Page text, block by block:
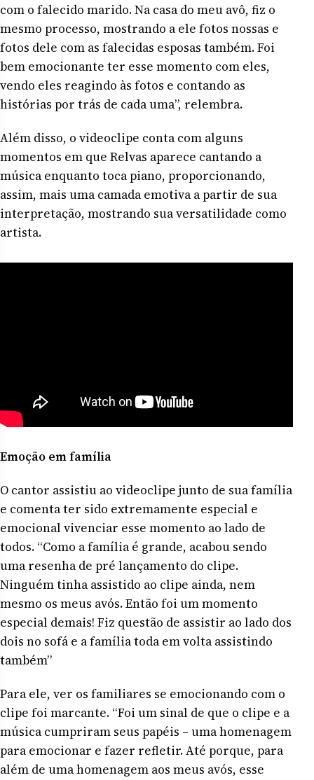
com o falecido marido. Na casa do meu avô, fiz o
mesmo processo, mostrando a ele fotos nossas e
fotos dele com as falecidas esposas também. Foi
bem emocionante ter esse momento com eles,
vendo eles reagindo às fotos e contando as
histórias por trás de cada uma”, relembra.
Além disso, o videoclipe conta com alguns
momentos em que Relvas aparece cantando a
música enquanto toca piano, proporcionando,
assim, mais uma camada emotiva a partir de sua
interpretação, mostrando sua versatilidade como
artista.
Emoção em família
O cantor assistiu ao videoclipe junto de sua família
e comenta ter sido extremamente especial e
emocional vivenciar esse momento ao lado de
todos. “Como a família é grande, acabou sendo
uma resenha de pré lançamento do clipe.
Ninguém tinha assistido ao clipe ainda, nem
mesmo os meus avós. Então foi um momento
especial demais! Fiz questão de assistir ao lado dos
dois no sofá e a família toda em volta assistindo
também”
Para ele, ver os familiares se emocionando com o
clipe foi marcante. “Foi um sinal de que o clipe e a
música cumpriram seus papéis – uma homenagem
para emocionar e fazer refletir. Até porque, para
além de uma homenagem aos meus avós, esse